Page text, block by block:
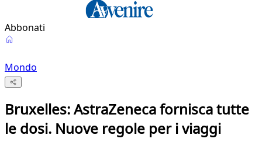
Abbonati
Mondo
Bruxelles: AstraZeneca fornisca tutte
le dosi. Nuove regole per i viaggi